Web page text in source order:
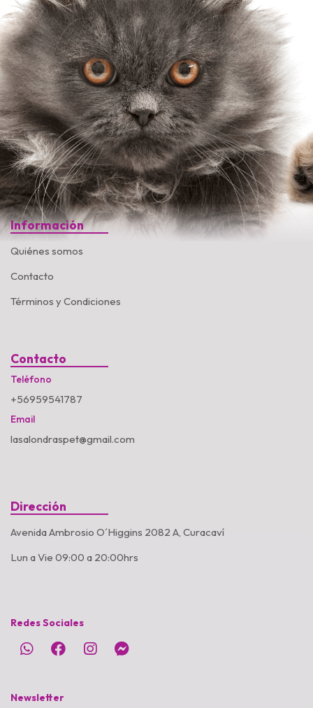
Información
Quiénes somos
Contacto
Términos y Condiciones
Contacto
Teléfono
+56959541787
Email
lasalondraspet@gmail.com
Dirección
Avenida Ambrosio O´Higgins 2082 A, Curacaví
Lun a Vie 09:00 a 20:00hrs
Redes Sociales
Newsletter